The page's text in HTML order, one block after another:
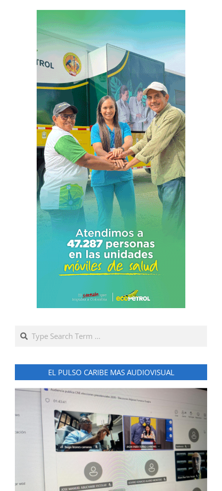
Search
EL PULSO CARIBE MAS AUDIOVISUAL